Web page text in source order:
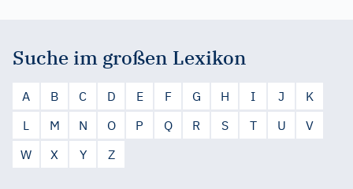
Suche im großen Lexikon
A B C D E F G H I J
K
L
M N O P Q R S T U
V
W
X Y Z